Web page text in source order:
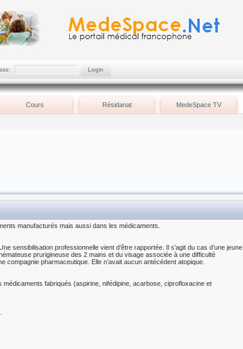
Cours Résidanat MedeSpace TV
manufacturés mais aussi dans les médicaments.
sensibilisation professionnelle vient d’être rapportée. Il s’agit du cas d’une jeune
prurigineuse des 2 mains et du visage associée à une difficulté
pharmaceutique. Elle n’avait aucun antécédent atopique.
fabriqués (aspirine, nifédipine, acarbose, ciprofloxacine et